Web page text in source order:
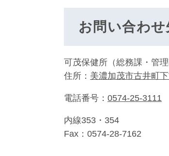
お問い合わせ
可茂保健所（総務課・管理
住所： 美濃加茂市古井町
電話番号： 0574-25-3111
内線353・354
Fax：0574-28-7162